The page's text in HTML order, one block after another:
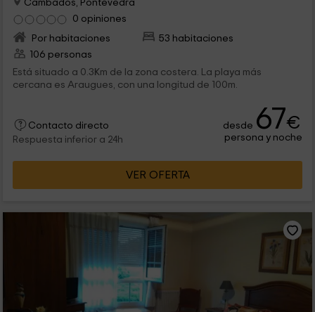
0 opiniones
Por habitaciones
53 habitaciones
106 personas
Está situado a 0.3Km de la zona costera. La playa más
cercana es Araugues, con una longitud de 100m.
Contacto directo
Respuesta inferior a 24h
desde 67€
persona y noche
VER OFERTA